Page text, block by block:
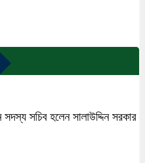
সচিব হলেন সালাউদ্দিন সরকার